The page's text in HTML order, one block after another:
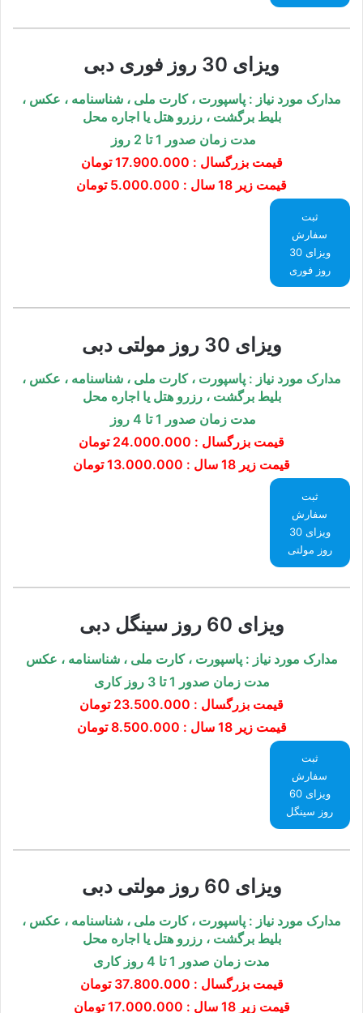
ویزای 30 روز فوری دبی
مدارک مورد نیاز : پاسپورت ، کارت ملی ، شناسنامه ، عکس ،
بلیط برگشت ، رزرو هتل یا اجاره محل
مدت زمان صدور 1 تا 2 روز
قیمت بزرگسال :
قیمت زیر 18 سال : 5.000.000 تومان
ثبت
سفارش
ویزای 30
روز فوری
ویزای 30 روز مولتی دبی
مدارک مورد نیاز : پاسپورت ، کارت ملی ، شناسنامه ، عکس ،
بلیط برگشت ، رزرو هتل یا اجاره محل
مدت زمان صدور 1 تا 4 روز
قیمت بزرگسال :
قیمت زیر 18 سال : 13.000.000 تومان
ثبت
سفارش
ویزای 30
روز مولتی
ویزای 60 روز سینگل دبی
مدارک مورد نیاز : پاسپورت ، کارت ملی ، شناسنامه ، عکس
مدت زمان صدور 1 تا 3 روز کاری
قیمت بزرگسال :
قیمت زیر 18 سال : 8.500.000 تومان
ثبت
سفارش
ویزای 60
روز سینگل
ویزای 60 روز مولتی دبی
مدارک مورد نیاز : پاسپورت ، کارت ملی ، شناسنامه ، عکس ،
بلیط برگشت ، رزرو هتل یا اجاره محل
مدت زمان صدور 1 تا 4 روز کاری
قیمت بزرگسال :
قیمت زیر 18 سال : 17.000.000 تومان